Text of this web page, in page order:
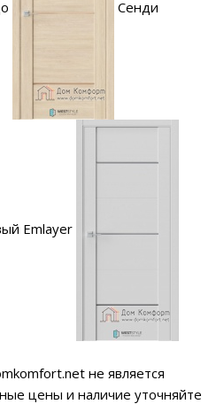
Сенди
Emlayer
не является
цены и наличие уточняйте